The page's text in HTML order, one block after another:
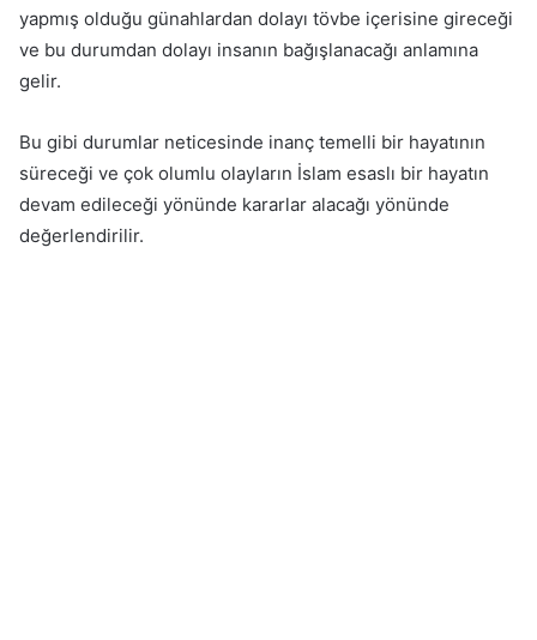
yapmış olduğu günahlardan dolayı tövbe içerisine gireceği
ve bu durumdan dolayı insanın bağışlanacağı anlamına
gelir.
Bu gibi durumlar neticesinde inanç temelli bir hayatının
süreceği ve çok olumlu olayların İslam esaslı bir hayatın
devam edileceği yönünde kararlar alacağı yönünde
değerlendirilir.